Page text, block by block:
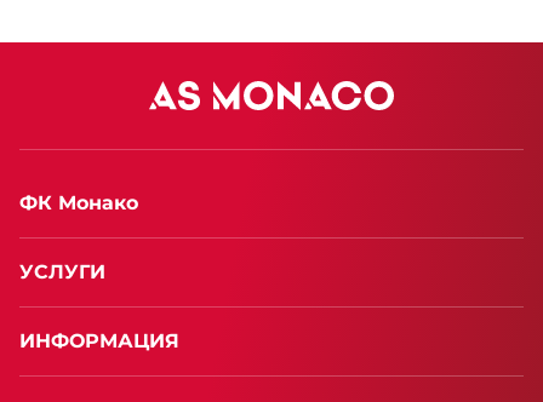
ФК Монако
УСЛУГИ
ИНФОРМАЦИЯ